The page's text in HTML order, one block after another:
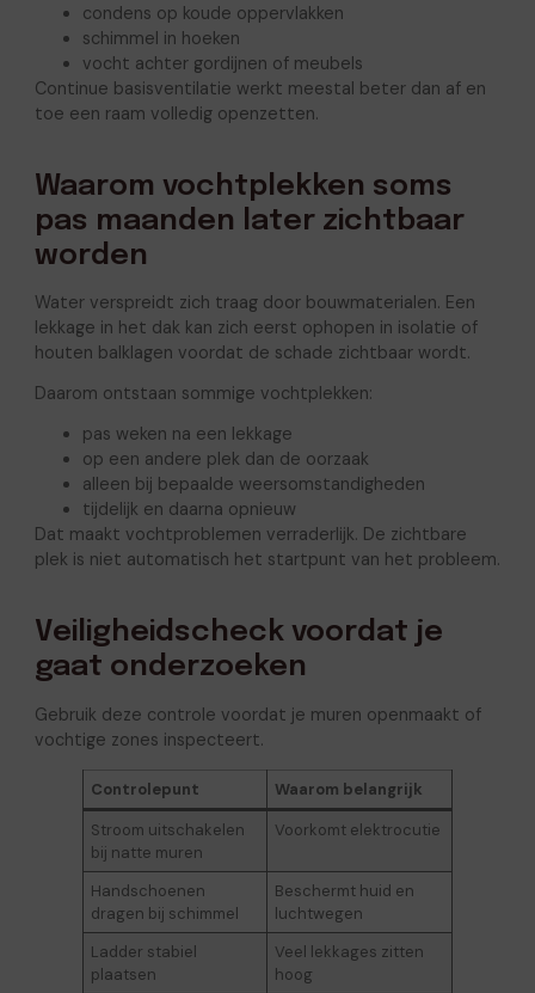
condens op koude oppervlakken
schimmel in hoeken
vocht achter gordijnen of meubels
Continue basisventilatie werkt meestal beter dan af en
toe een raam volledig openzetten.
Waarom vochtplekken soms
pas maanden later zichtbaar
worden
Water verspreidt zich traag door bouwmaterialen. Een
lekkage in het dak kan zich eerst ophopen in isolatie of
houten balklagen voordat de schade zichtbaar wordt.
Daarom ontstaan sommige vochtplekken:
pas weken na een lekkage
op een andere plek dan de oorzaak
alleen bij bepaalde weersomstandigheden
tijdelijk en daarna opnieuw
Dat maakt vochtproblemen verraderlijk. De zichtbare
plek is niet automatisch het startpunt van het probleem.
Veiligheidscheck voordat je
gaat onderzoeken
Gebruik deze controle voordat je muren openmaakt of
vochtige zones inspecteert.
Controlepunt
Waarom belangrijk
Stroom uitschakelen
bij natte muren
Voorkomt elektrocutie
Handschoenen
dragen bij schimmel
Beschermt huid en
luchtwegen
Ladder stabiel
plaatsen
Veel lekkages zitten
hoog